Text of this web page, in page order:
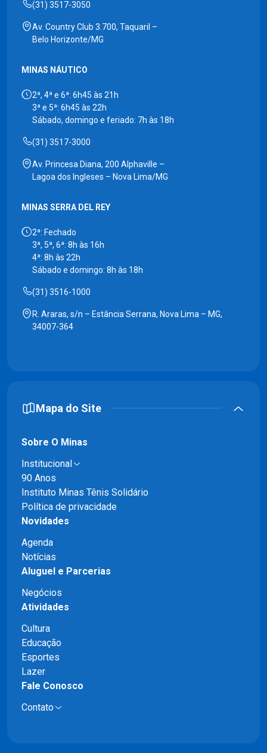
(31) 3517-3050
Av. Country Club 3.700, Taquaril –
Belo Horizonte/MG
MINAS NÁUTICO
2ª, 4ª e 6ª: 6h45 às 21h
3ª e 5ª: 6h45 às 22h
Sábado, domingo e feriado: 7h às 18h
(31) 3517-3000
Av. Princesa Diana, 200 Alphaville –
Lagoa dos Ingleses – Nova Lima/MG
MINAS SERRA DEL REY
2ª: Fechado
3ª, 5ª, 6ª: 8h às 16h
4ª: 8h às 22h
Sábado e domingo: 8h às 18h
(31) 3516-1000
R. Araras, s/n – Estância Serrana, Nova Lima – MG,
34007-364
Mapa do Site
Sobre O Minas
Institucional
90 Anos
Instituto Minas Tênis Solidário
Política de privacidade
Novidades
Agenda
Notícias
Aluguel e Parcerias
Negócios
Atividades
Cultura
Educação
Esportes
Lazer
Fale Conosco
Contato